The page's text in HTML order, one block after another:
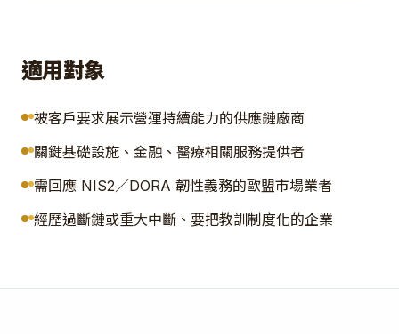
適用對象
被客戶要求展示營運持續能力的供應鏈廠商
關鍵基礎設施、金融、醫療相關服務提供者
需回應 NIS2／DORA 韌性義務的歐盟市場業者
經歷過斷鏈或重大中斷、要把教訓制度化的企業